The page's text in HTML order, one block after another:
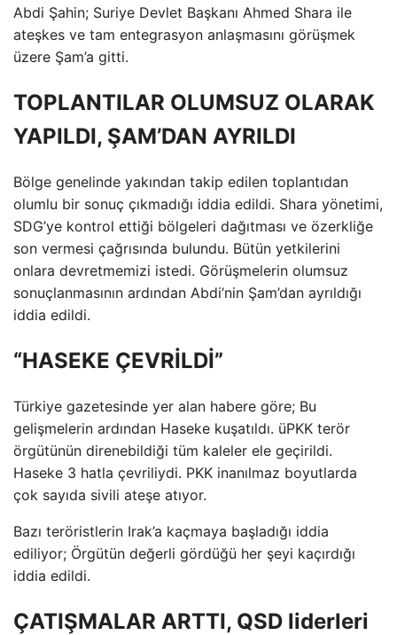
Abdi Şahin; Suriye Devlet Başkanı Ahmed Shara ile
ateşkes ve tam entegrasyon anlaşmasını görüşmek
üzere Şam’a gitti.
TOPLANTILAR OLUMSUZ OLARAK
YAPILDI, ŞAM’DAN AYRILDI
Bölge genelinde yakından takip edilen toplantıdan
olumlu bir sonuç çıkmadığı iddia edildi. Shara yönetimi,
SDG’ye kontrol ettiği bölgeleri dağıtması ve özerkliğe
son vermesi çağrısında bulundu. Bütün yetkilerini
onlara devretmemizi istedi. Görüşmelerin olumsuz
sonuçlanmasının ardından Abdi’nin Şam’dan ayrıldığı
iddia edildi.
“HASEKE ÇEVRİLDİ”
Türkiye gazetesinde yer alan habere göre; Bu
gelişmelerin ardından Haseke kuşatıldı. üPKK terör
örgütünün direnebildiği tüm kaleler ele geçirildi.
Haseke 3 hatla çevriliydi. PKK inanılmaz boyutlarda
çok sayıda sivili ateşe atıyor.
Bazı teröristlerin Irak’a kaçmaya başladığı iddia
ediliyor; Örgütün değerli gördüğü her şeyi kaçırdığı
iddia edildi.
ÇATIŞMALAR ARTTI, QSD liderleri